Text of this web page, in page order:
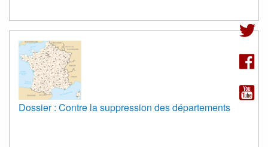
Dossier : Contre la suppression des départements